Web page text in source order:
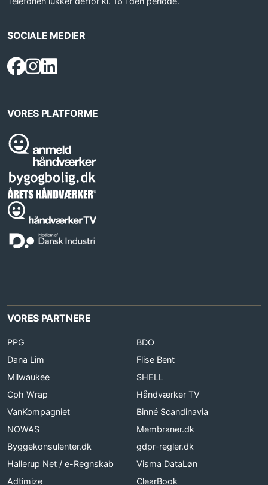
SOCIALE MEDIER
VORES PLATFORME
VORES PARTNERE
PPG
BDO
Dana Lim
Flise Bent
Milwaukee
SHELL
Cph Wrap
Håndværker TV
VanKompagniet
Binné Scandinavia
NOWAS
Membraner.dk
Byggekonsulenter.dk
gdpr-regler.dk
Hallerup Net / e-Regnskab
Visma DataLøn
Adtimize
ClearBook